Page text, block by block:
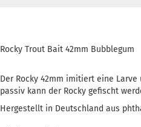
Rocky Trout Bait 42mm Bubblegum
Der Rocky 42mm imitiert eine
passiv kann der Rocky gefischt
Hergestellt in Deutschland aus